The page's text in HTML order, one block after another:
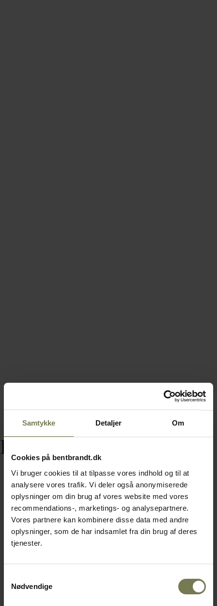
Samtykke Detaljer Om
Cookies på bentbrandt.dk
Vi bruger cookies til at tilpasse vores indhold og til at
analysere vores trafik. Vi deler også anonymiserede
oplysninger om din brug af vores website med vores
recommendations-, marketings- og analysepartnere.
Vores partnere kan kombinere disse data med andre
oplysninger, som de har indsamlet fra din brug af deres
tjenester.
Nødvendige
Relaterede varer